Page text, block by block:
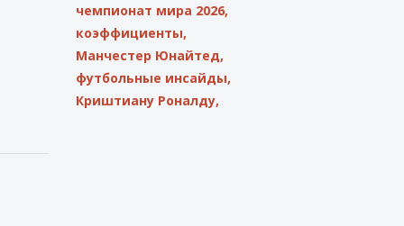
чемпионат мира 2026,
коэффициенты,
Манчестер Юнайтед,
футбольные инсайды,
Криштиану Роналду,